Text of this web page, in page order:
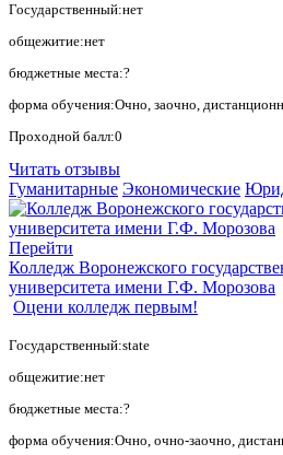
Государственный:нет
общежитие:нет
бюджетные места:?
форма обучения:Очно, заочно,
Проходной балл:0
Читать отзывы
Гуманитарные Экономические
Перейти
Колледж Воронежского
университета имени Г.Ф. Морозова
Оцени колледж первым!
Государственный:state
общежитие:нет
бюджетные места:?
форма обучения:Очно, очно-заочно,